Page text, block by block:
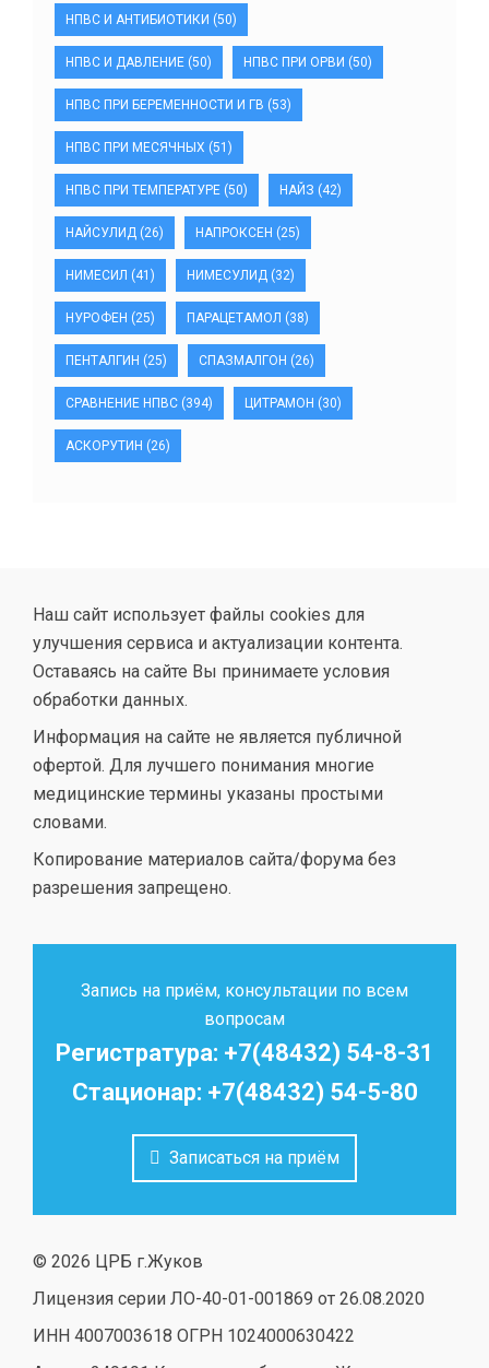
НПВС И АНТИБИОТИКИ (50)
НПВС И ДАВЛЕНИЕ (50) НПВС ПРИ ОРВИ (50)
НПВС ПРИ БЕРЕМЕННОСТИ И ГВ (53)
НПВС ПРИ МЕСЯЧНЫХ (51)
НПВС ПРИ ТЕМПЕРАТУРЕ (50) НАЙЗ (42)
НАЙСУЛИД (26) НАПРОКСЕН (25)
НИМЕСИЛ (41) НИМЕСУЛИД (32)
НУРОФЕН (25) ПАРАЦЕТАМОЛ (38)
ПЕНТАЛГИН (25) СПАЗМАЛГОН (26)
СРАВНЕНИЕ НПВС (394) ЦИТРАМОН (30)
АСКОРУТИН (26)
Наш сайт использует файлы cookies для
улучшения сервиса и актуализации контента.
Оставаясь на сайте Вы принимаете условия
обработки данных.
Информация на сайте не является публичной
офертой. Для лучшего понимания многие
медицинские термины указаны простыми
словами.
Копирование материалов сайта/форума без
разрешения запрещено.
Запись на приём, консультации по всем
вопросам
Регистратура: +7(48432) 54-8-31
Стационар: +7(48432) 54-5-80
Записаться на приём
© 2026 ЦРБ г.Жуков
Лицензия серии ЛО-40-01-001869 от 26.08.2020
ИНН 4007003618 ОГРН 1024000630422